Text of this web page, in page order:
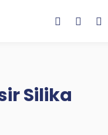
Silika